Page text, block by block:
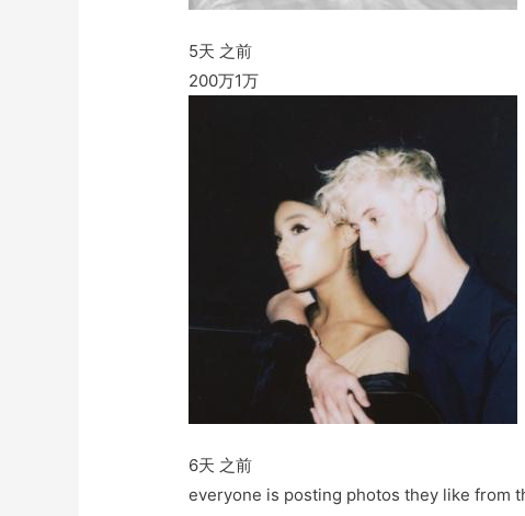
5天 之前
200万1万
6天 之前
everyone is posting photos they like from